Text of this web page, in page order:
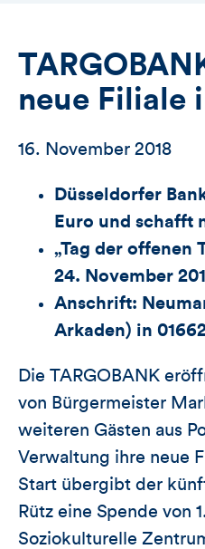
neue Filiale
16. November 2018
Düsseldorfer
Euro und schafft
„Tag der offenen
24. November
Anschrift:
Arkaden) in
Die TARGOBANK
von Bürgermeister
weiteren Gästen aus
Verwaltung ihre neue
Start übergibt der
Rütz eine Spende von
Soziokulturelle